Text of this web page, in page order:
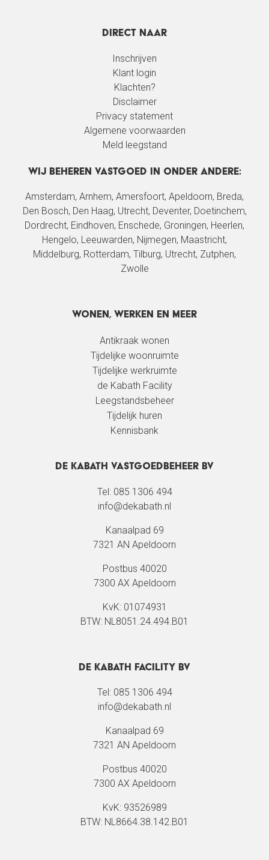
Direct naar
Inschrijven
Klant login
Klachten?
Disclaimer
Privacy statement
Algemene voorwaarden
Meld leegstand
Wij beheren vastgoed in onder andere:
Amsterdam, Arnhem, Amersfoort, Apeldoorn, Breda,
Den Bosch, Den Haag, Utrecht, Deventer, Doetinchem,
Dordrecht, Eindhoven, Enschede, Groningen, Heerlen,
Hengelo, Leeuwarden, Nijmegen, Maastricht,
Middelburg, Rotterdam, Tilburg, Utrecht, Zutphen,
Zwolle
Wonen, werken en meer
Antikraak wonen
Tijdelijke woonruimte
Tijdelijke werkruimte
de Kabath Facility
Leegstandsbeheer
Tijdelijk huren
Kennisbank
De Kabath Vastgoedbeheer BV
Tel: 085 1306 494
info@dekabath.nl
Kanaalpad 69
7321 AN Apeldoorn
Postbus 40020
7300 AX Apeldoorn
KvK: 01074931
BTW: NL8051.24.494.B01
De Kabath Facility BV
Tel: 085 1306 494
info@dekabath.nl
Kanaalpad 69
7321 AN Apeldoorn
Postbus 40020
7300 AX Apeldoorn
KvK: 93526989
BTW: NL8664.38.142.B01